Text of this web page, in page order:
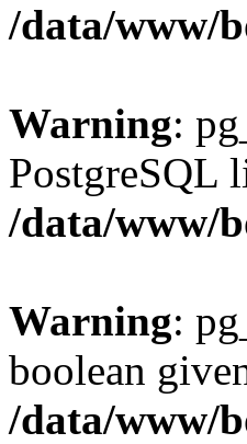
/data/www/
Warning:
PostgreSQL
/data/www/
Warning:
boolean
/data/www/